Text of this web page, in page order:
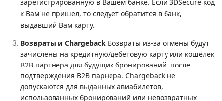
зарегистрированную в Вашем банке. Если 3DSecure код
к Вам не пришел, то следует обратится в банк,
выдавший Вам карту.
Возвраты и Chargeback Возвраты из-за отмены будут
зачислены на кредитную/дебетовую карту или кошелек
B2B партнера для будущих бронирований, после
подтверждения B2B парнера. Chargeback не
допускаются для выданных авиабилетов,
использованных бронирований или невозвратных